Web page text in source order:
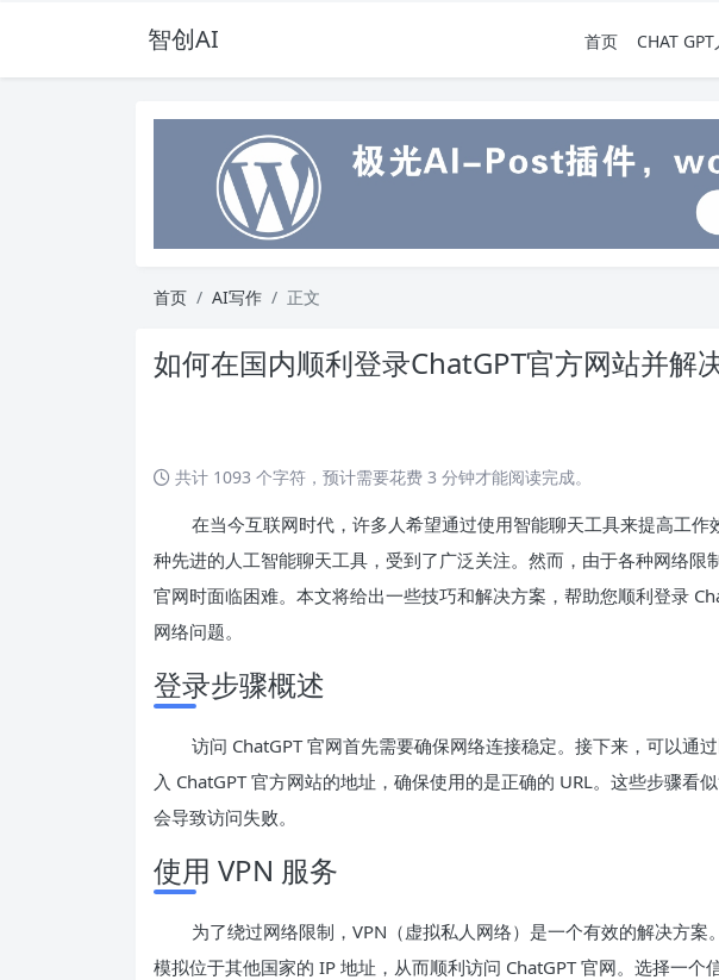
智创AI 首页 CHAT
首页 AI写作 正文
如何在国内顺利登录ChatGPT官方网站并解
共计 1093 个字符，预计需要花费 3 分钟才能阅读完成。
在当今互联网时代，许多人希望通过使用智能聊天工具来提高工作
种先进的人工智能聊天工具，受到了广泛关注。然而，由于各种网络限
官网时面临困难。本文将给出一些技巧和解决方案，帮助您顺利登录
网络问题。
登录步骤概述
访问 ChatGPT 官网首先需要确保网络连接稳定。接下来，可以通
入 ChatGPT 官方网站的地址，确保使用的是正确的 URL。这些步骤看
会导致访问失败。
使用 VPN 服务
为了绕过网络限制，VPN（虚拟私人网络）是一个有效的解决方案
模拟位于其他国家的 IP 地址，从而顺利访问 ChatGPT 官网。选择一个